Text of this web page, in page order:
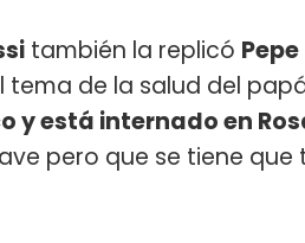
también la replicó
tema de la salud del
y está internado en
pero que se tiene que